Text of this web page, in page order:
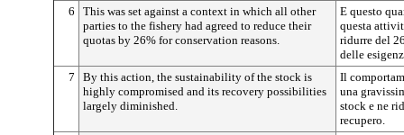
6
This was set against a context in which all other
parties to the fishery had agreed to reduce their
quotas by 26% for conservation reasons.
E questo
questa
ridurre del
delle
7
By this action, the sustainability of the stock is
highly compromised and its recovery possibilities
largely diminished.
Il
una
stock e ne
recupero.